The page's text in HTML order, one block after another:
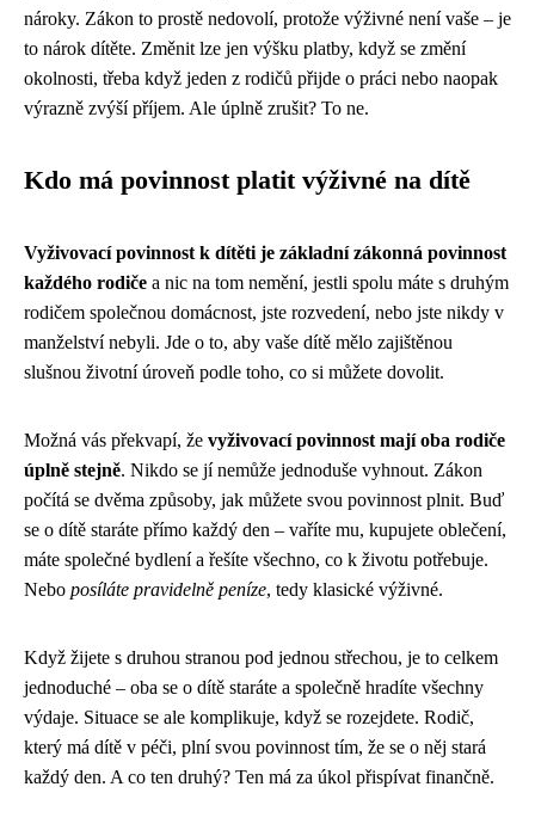
nároky. Zákon to prostě nedovolí, protože výživné není vaše – je
to nárok dítěte. Změnit lze jen výšku platby, když se změní
okolnosti, třeba když jeden z rodičů přijde o práci nebo naopak
výrazně zvýší příjem. Ale úplně zrušit? To ne.
Kdo má povinnost platit výživné na dítě
Vyživovací povinnost k dítěti je základní zákonná povinnost
každého rodiče a nic na tom nemění, jestli spolu máte s druhým
rodičem společnou domácnost, jste rozvedení, nebo jste nikdy v
manželství nebyli. Jde o to, aby vaše dítě mělo zajištěnou
slušnou životní úroveň podle toho, co si můžete dovolit.
Možná vás překvapí, že vyživovací povinnost mají oba rodiče
úplně stejně. Nikdo se jí nemůže jednoduše vyhnout. Zákon
počítá se dvěma způsoby, jak můžete svou povinnost plnit. Buď
se o dítě staráte přímo každý den – vaříte mu, kupujete oblečení,
máte společné bydlení a řešíte všechno, co k životu potřebuje.
Nebo posíláte pravidelně peníze, tedy klasické výživné.
Když žijete s druhou stranou pod jednou střechou, je to celkem
jednoduché – oba se o dítě staráte a společně hradíte všechny
výdaje. Situace se ale komplikuje, když se rozejdete. Rodič,
který má dítě v péči, plní svou povinnost tím, že se o něj stará
každý den. A co ten druhý? Ten má za úkol přispívat finančně.